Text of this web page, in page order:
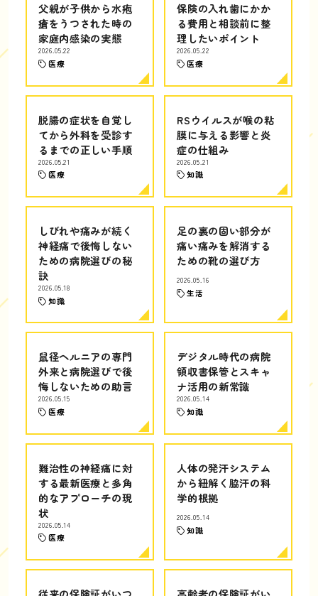
父親が子供から水疱
瘡をうつされた時の
家庭内感染の実態
2026.05.22
医療
保険の入れ歯にかか
る費用と相談前に整
理したいポイント
2026.05.22
医療
脱腸の症状を自覚し
てから外科を受診す
るまでの正しい手順
2026.05.21
医療
RSウイルスが喉の粘
膜に与える影響と炎
症の仕組み
2026.05.21
知識
しびれや痛みが続く
神経痛で後悔しない
ための病院選びの秘
訣
2026.05.18
知識
足の裏の固い部分が
痛い痛みを解消する
ための靴の選び方
2026.05.16
生活
鼠径ヘルニアの専門
外来と病院選びで後
悔しないための助言
2026.05.15
医療
デジタル時代の病院
領収書保管とスキャ
ナ活用の新常識
2026.05.14
知識
難治性の神経痛に対
する最新医療と多角
的なアプローチの現
状
2026.05.14
医療
人体の発汗システム
から紐解く脇汗の科
学的根拠
2026.05.14
知識